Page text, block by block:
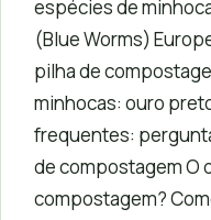
espécies de
(Blue Worms)
pilha de
minhocas: ouro
frequentes:
de compostagem O
compostagem?